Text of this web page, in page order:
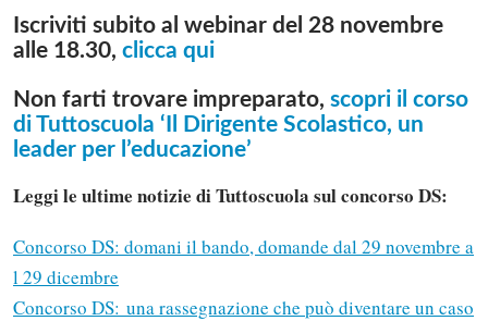
Iscriviti subito al webinar del 28 novembre
alle 18.30, clicca qui
Non farti trovare impreparato, scopri il corso
di Tuttoscuola ‘Il Dirigente Scolastico, un
leader per l’educazione’
Leggi le ultime notizie di Tuttoscuola sul concorso DS:
Concorso DS: domani il bando, domande dal 29 novembre a
l 29 dicembre
Concorso DS: una rassegnazione che può diventare un caso